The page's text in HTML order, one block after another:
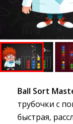
Ball Sort
трубочки с
быстрая,